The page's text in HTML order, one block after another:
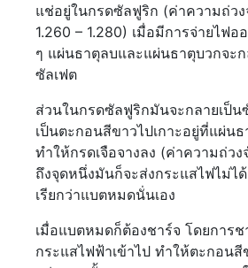
แช่อยู่ในกรดซัลฟูริก (ค่าความถ่วง
1.260 – 1.280) เมื่อมีการจ่ายไฟ
ๆ แผ่นธาตุลบและแผ่นธาตุบวกจะก
ซัลเฟต
ส่วนในกรดซัลฟูริกมันจะกลายเป็
เป็นตะกอนสีขาวไปเกาะอยู่ที่แผ่น
ทำให้กรดเจือจางลง (ค่าความถ่วง
ถึงจุดหนึ่งมันก็จะส่งกระแสไฟไม่ไ
เรียกว่าแบตหมดนั่นเอง
เมื่อแบตหมดก็ต้องชาร์จ โดยการ
กระแสไฟฟ้าเข้าไป ทำให้ตะกอนสี